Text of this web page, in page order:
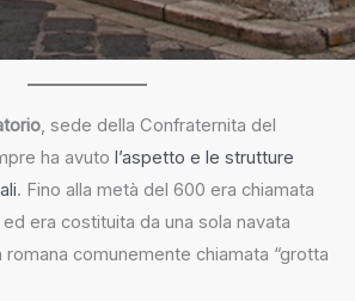
, sede della Confraternita del
ha avuto l’aspetto e le strutture
. Fino alla metà del 600 era chiamata
ed era costituita da una sola navata
comunemente chiamata “grotta